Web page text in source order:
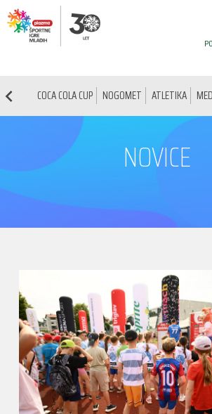
COCA COLA CUP NOGOMET ATLETIKA
NOVICE